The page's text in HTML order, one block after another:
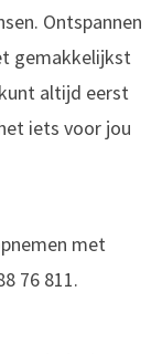
Ontspannen
gemakkelijkst
altijd eerst
iets voor jou
met
76 811.